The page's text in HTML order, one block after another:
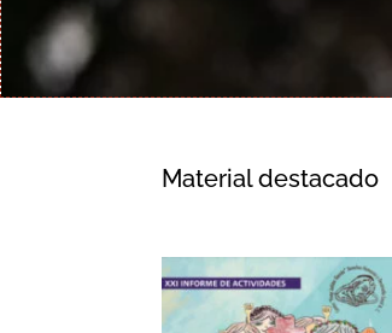
Material destacado